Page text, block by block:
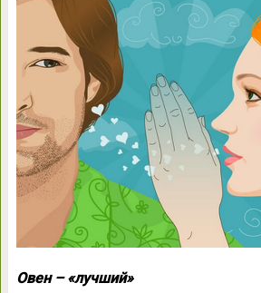
Овен – «лучший»